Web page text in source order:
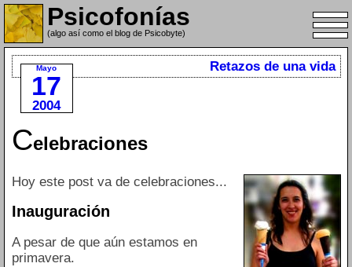
Psicofonías
(algo así como el blog de Psicobyte)
Mayo
17
2004
Retazos de una vida
Celebraciones
Hoy este post va de celebraciones...
Inauguración
A pesar de que aún estamos en
primavera.